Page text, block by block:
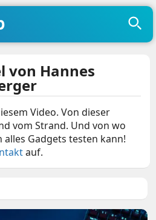
von Hannes
Video. Von dieser
vom Strand. Und von wo
alles Gadgets testen kann!
auf.